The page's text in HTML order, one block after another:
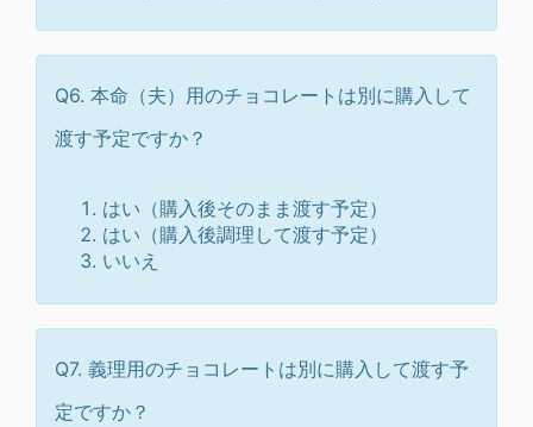
Q6. 本命（夫）用のチョコレートは別に購入して
渡す予定ですか？
はい（購入後そのまま渡す予定）
はい（購入後調理して渡す予定）
いいえ
Q7. 義理用のチョコレートは別に購入して渡す予
定ですか？